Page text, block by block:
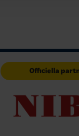
Officiella